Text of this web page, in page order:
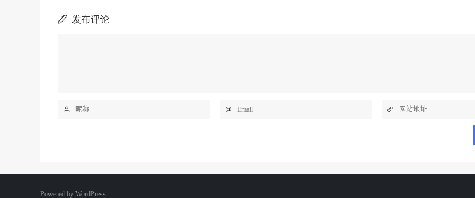
发布评论
Powered by WordPress